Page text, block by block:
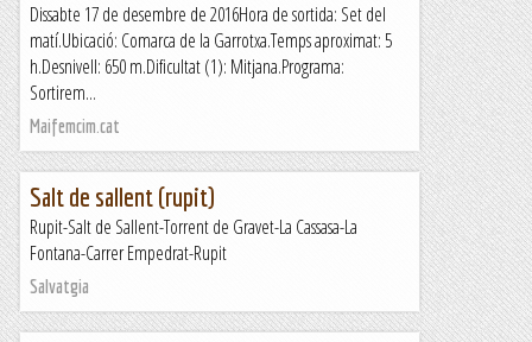
Dissabte 17 de desembre de 2016Hora de sortida: Set del
matí.Ubicació: Comarca de la Garrotxa.Temps aproximat: 5
h.Desnivell: 650 m.Dificultat (1): Mitjana.Programa:
Sortirem...
Maifemcim.cat
Salt de sallent (rupit)
Rupit-Salt de Sallent-Torrent de Gravet-La Cassasa-La
Fontana-Carrer Empedrat-Rupit
Salvatgia